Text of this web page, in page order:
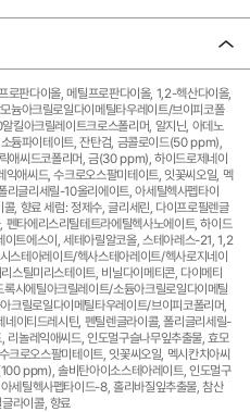
판다이올, 메틸프로판다이올, 1,2-헥산다이올,
늄아크릴로일다이메틸타우레이트/브이피코폴
킬아크릴레이트크로스폴리머, 알지닌, 아데노
듐파이테이트, 잔탄검, 금콜로이드(50 ppm),
애씨드코폴리머, 금(30 ppm), 하이드로제네이
애씨드, 수크로오스팔미테이트, 잇꽃씨오일, 멕
글리세릴-10올리에이트, 아세틸헥사펩타이
, 향료 세럼: 정제수, 글리세린, 다이프로필렌글
타에리스리틸테트라에틸헥사노에이트, 하이드
트에스이, 세테아릴알코올, 스테아레스-21, 1,2
스테아레이트/헥사스테아레이트/헥사로지네이
스틸미리스테이트, 비닐다이메티콘, 다이메티
시에틸아크릴레이트/소듐아크릴로일다이메틸
크릴로일다이메틸타우레이트/브이피코폴리머,
이티드레시틴, 펜틸렌글라이콜, 폴리글리세릴-
놀레익애씨드, 인도멀구슬나무잎추출물, 효모
로오스팔미테이트, 잇꽃씨오일, 멕시칸치아씨
ppm), 솔비탄아이소스테아레이트, 인도멀구
세틸헥사펩타이드-8, 홀리바질잎추출물, 참산
라이콜, 향료